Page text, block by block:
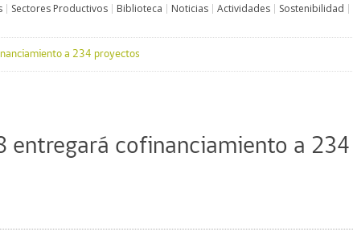
Sectores Productivos Biblioteca Noticias Actividades Sostenibilidad
a 234 proyectos
entregará cofinanciamiento a 234